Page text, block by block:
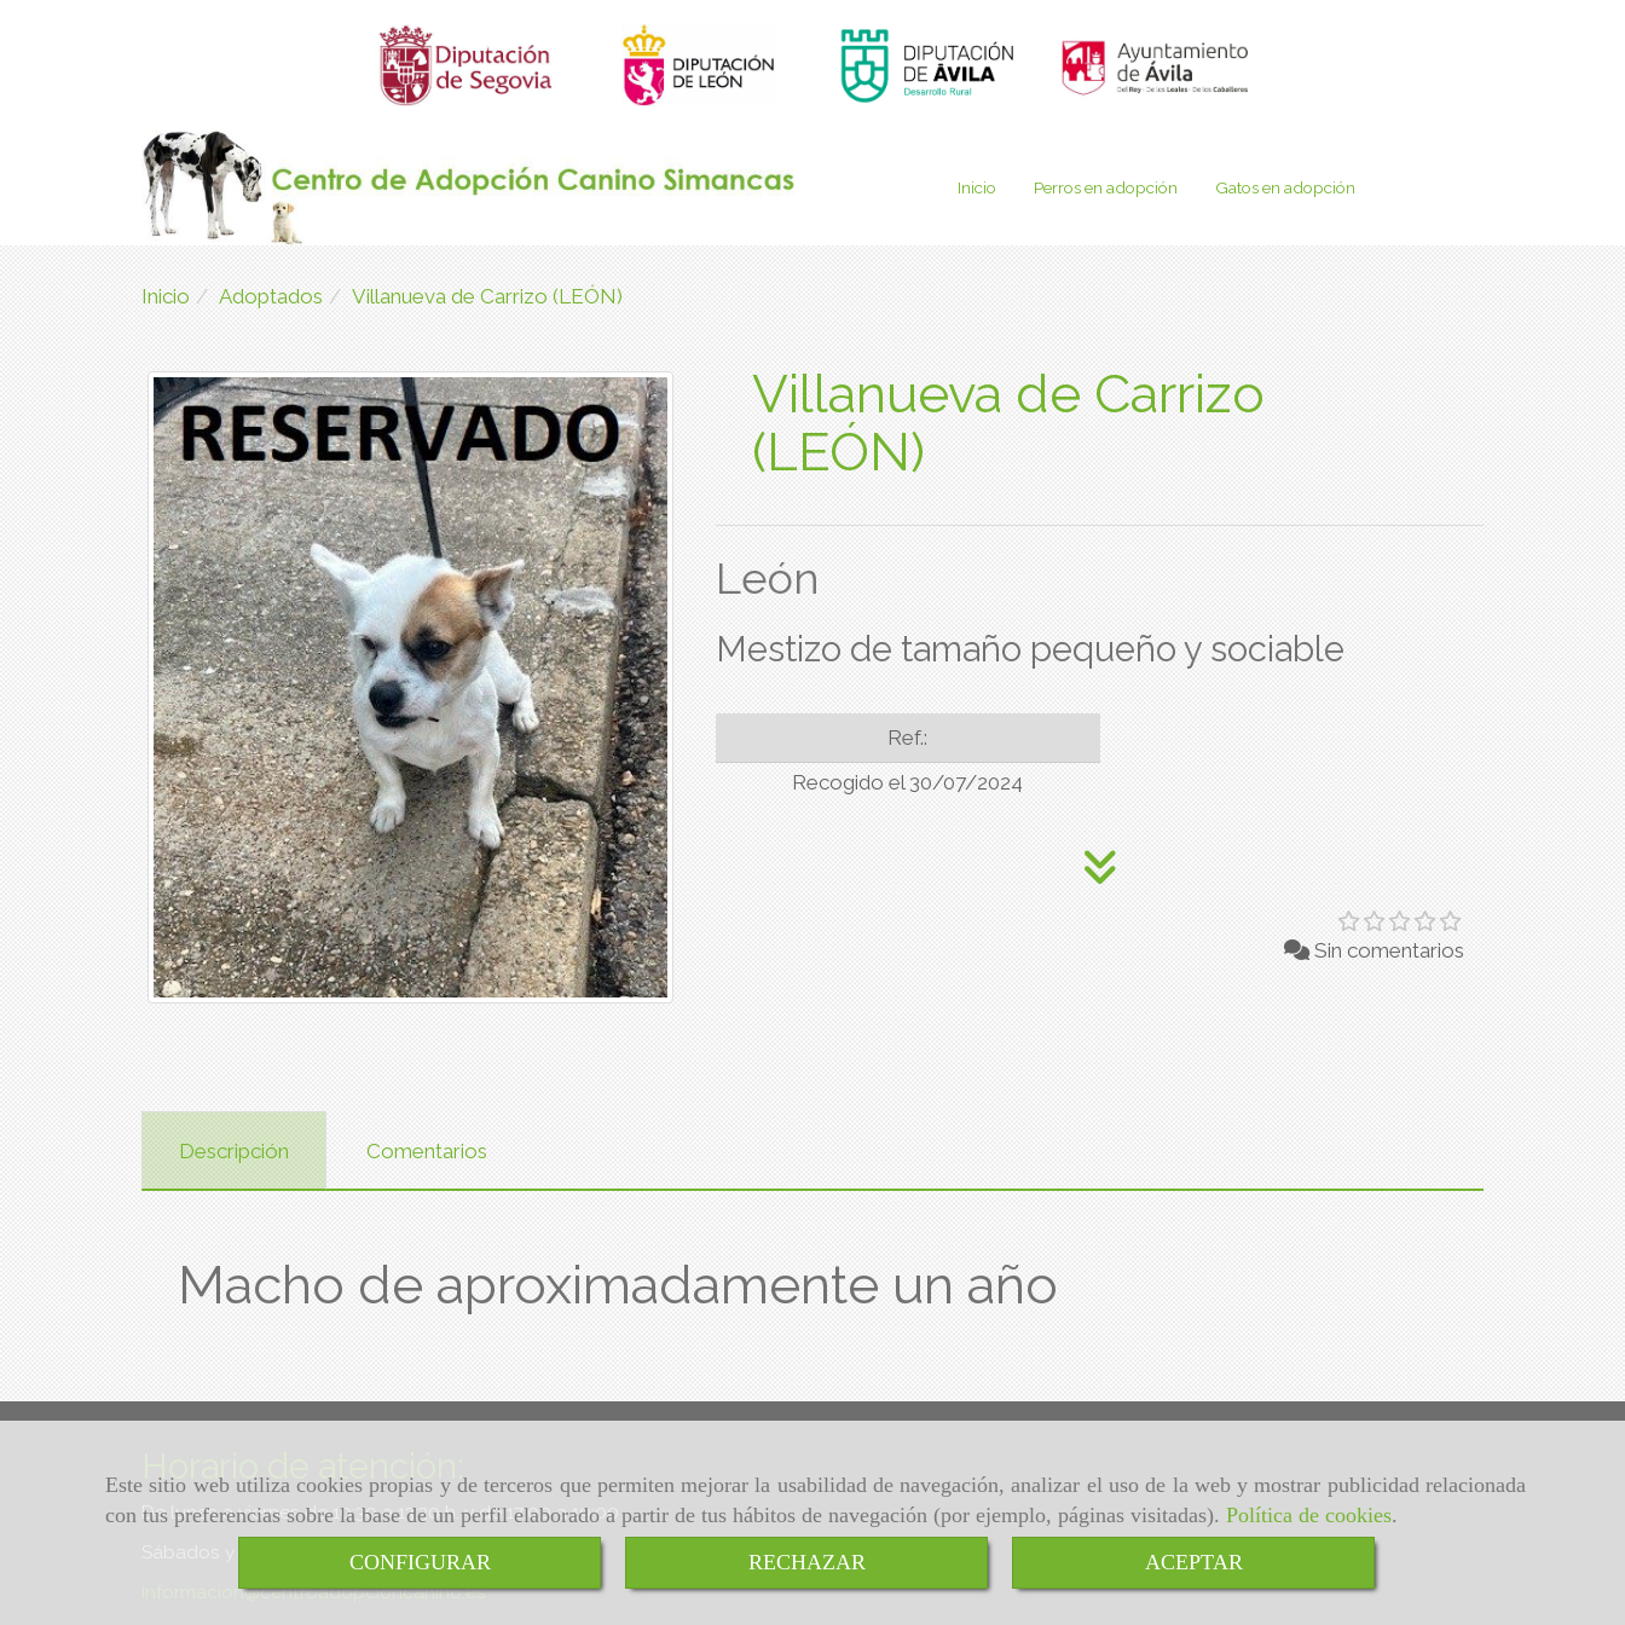
Este sitio web utiliza cookies propias y de terceros que permiten mejorar la usabilidad de navegación, analizar el uso de la web y mostrar publicidad relacionada
con tus preferencias sobre la base de un perfil elaborado a partir de tus hábitos de navegación (por ejemplo, páginas visitadas). Política de cookies.
CONFIGURAR
RECHAZAR ACEPTAR
Inicio Perros en adopción Gatos en adopción
Inicio Adoptados Villanueva de Carrizo (LEÓN)
Villanueva de Carrizo
(LEÓN)
León
Mestizo de tamaño pequeño y sociable
Ref.:
Recogido el 30/07/2024
Sin comentarios
Descripción Comentarios
Macho de aproximadamente un año
Horario de atención:
De lunes a viernes de 10:30 a 13:30 h. y de 17:00 a 19:00
Sábados y domingos de 10:30 a 13:30 h.
informacion
centroadopcioncanino.es